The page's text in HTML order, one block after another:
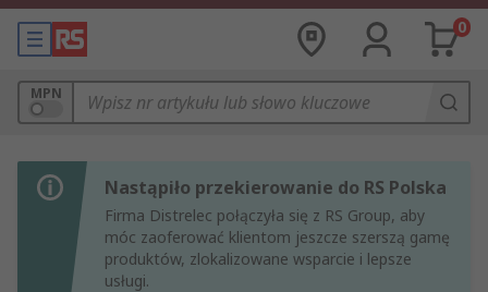
0
MPN
Nastąpiło przekierowanie do RS Polska
Firma Distrelec połączyła się z RS Group, aby
móc zaoferować klientom jeszcze szerszą gamę
produktów, zlokalizowane wsparcie i lepsze
usługi.